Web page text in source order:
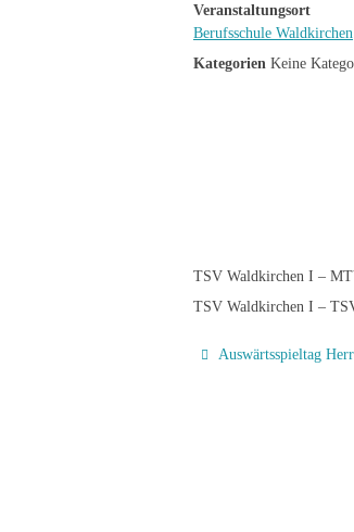
Veranstaltungsort
Berufsschule Waldkirchen
Kategorien Keine
TSV Waldkirchen I –
TSV Waldkirchen I –
Auswärtsspieltag